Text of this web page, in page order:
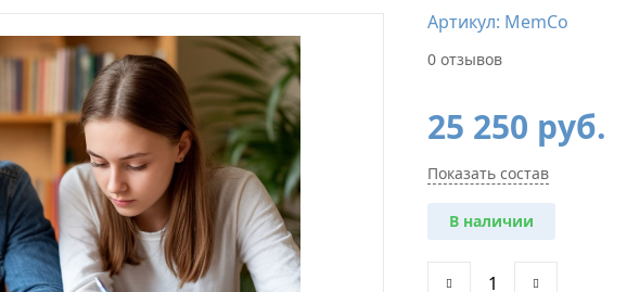
Артикул: MemCo
0 отзывов
Первоначальная
27
25 250 руб.
Текущая
250 руб..
Показать состав
В наличии